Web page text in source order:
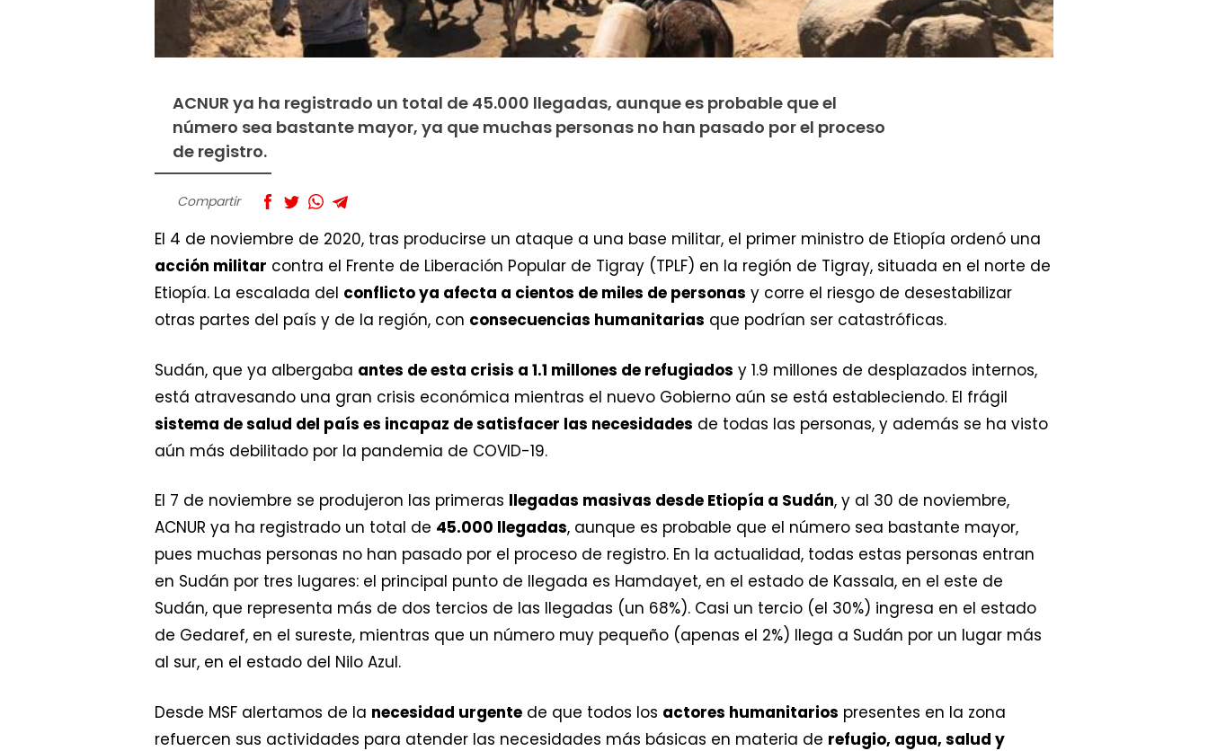
ACNUR ya ha registrado un total de 45.000 llegadas, aunque es probable que el
número sea bastante mayor, ya que muchas personas no han pasado por el proceso
de registro.
Compartir
El 4 de noviembre de 2020, tras producirse un ataque a una base militar, el primer ministro de Etiopía ordenó una
acción militar contra el Frente de Liberación Popular de Tigray (TPLF) en la región de Tigray, situada en el norte de
Etiopía. La escalada del conflicto ya afecta a cientos de miles de personas y corre el riesgo de desestabilizar
otras partes del país y de la región, con consecuencias humanitarias que podrían ser catastróficas.
Sudán, que ya albergaba antes de esta crisis a 1.1 millones de refugiados y 1.9 millones de desplazados internos,
está atravesando una gran crisis económica mientras el nuevo Gobierno aún se está estableciendo. El frágil
sistema de salud del país es incapaz de satisfacer las necesidades de todas las personas, y además se ha visto
aún más debilitado por la pandemia de COVID-19.
El 7 de noviembre se produjeron las primeras llegadas masivas desde Etiopía a Sudán, y al 30 de noviembre,
ACNUR ya ha registrado un total de 45.000 llegadas, aunque es probable que el número sea bastante mayor,
pues muchas personas no han pasado por el proceso de registro. En la actualidad, todas estas personas entran
en Sudán por tres lugares: el principal punto de llegada es Hamdayet, en el estado de Kassala, en el este de
Sudán, que representa más de dos tercios de las llegadas (un 68%). Casi un tercio (el 30%) ingresa en el estado
de Gedaref, en el sureste, mientras que un número muy pequeño (apenas el 2%) llega a Sudán por un lugar más
al sur, en el estado del Nilo Azul.
Desde MSF alertamos de la necesidad urgente de que todos los actores humanitarios presentes en la zona
refuercen sus actividades para atender las necesidades más básicas en materia de refugio, agua, salud y